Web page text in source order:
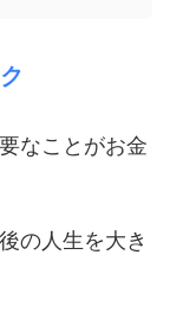
なことがお金
の人生を大き